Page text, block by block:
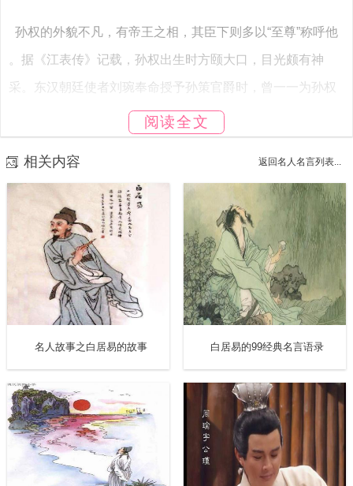
孙权的外貌不凡，有帝王之相，其臣下则多以“至尊”称呼他
。据《江表传》记载，孙权出生时方颐大口，目光颇有神
采。东汉朝廷使者刘琬奉命授予孙策官爵时，曾一一为孙权
诸兄弟相面。刘琬形容孙权相貌最为高大挺拔，认为他有大
记载孙权为“紫髯（紫髯象征武官威风凛凛，非指颜色）将
军，长上短下，便马善射”。 《世说新语》中记载，孙权相貌
威武，司马懿与东晋权臣桓温都颇为神似他 。
2、乘马射虎
孙权喜爱狩猎，常常骑马射虎，早出晚归。一次，孙权至庱
获了 。重臣张昭曾劝谏道：“为人君者，应该能驾御英雄，驱
使群贤，岂能驰逐于原野，骁勇于猛兽？一旦有个好歹，不
怕被天下耻笑？”孙权道歉道：“年少虑事不远，此事有愧于
您。”但始终不能停止，于是做射虎车，车中不遮盖，自己在
阅读全文
相关内容 返回名人名言列表...
名人故事之白居易的故事 白居易的99经典名言语录